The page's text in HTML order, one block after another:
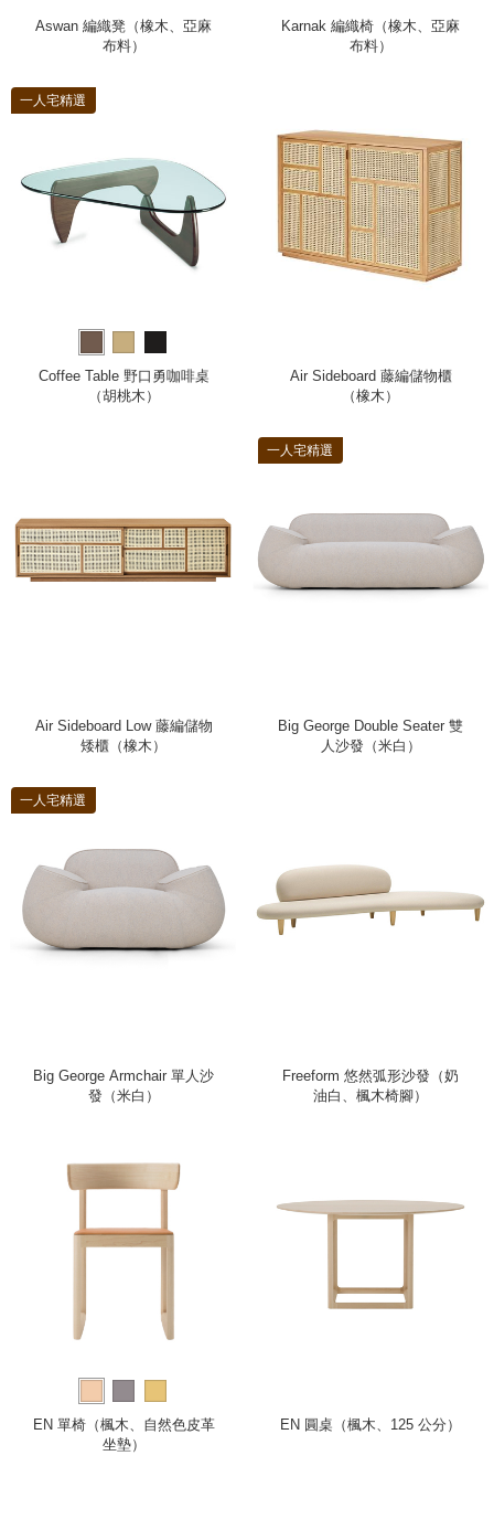
Aswan 編織凳（橡木、亞麻
布料）
Karnak 編織椅（橡木、亞麻
布料）
一人宅精選
Coffee Table 野口勇咖啡桌
（胡桃木）
Air Sideboard 藤編儲物櫃
（橡木）
Air Sideboard Low 藤編儲物
矮櫃（橡木）
一人宅精選
Big George Double Seater 雙
人沙發（米白）
一人宅精選
Big George Armchair 單人沙
發（米白）
Freeform 悠然弧形沙發（奶
油白、楓木椅腳）
EN 單椅（楓木、自然色皮革
坐墊）
EN 圓桌（楓木、125 公分）